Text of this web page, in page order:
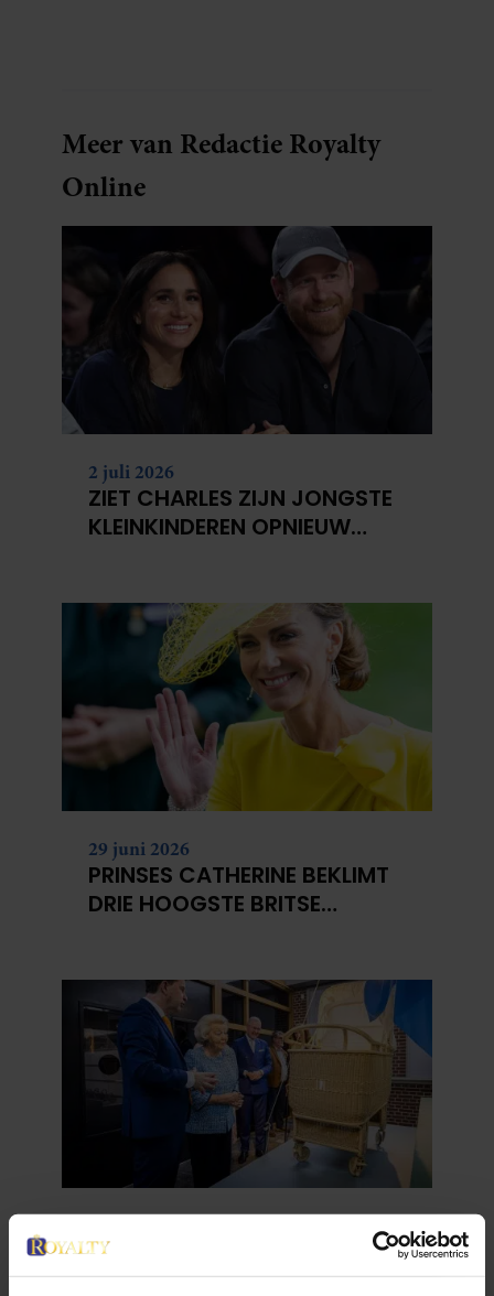
Meer van Redactie Royalty
Online
2 juli 2026
ZIET CHARLES ZIJN JONGSTE
KLEINKINDEREN OPNIEUW
29 juni 2026
PRINSES CATHERINE BEKLIMT
DRIE HOOGSTE BRITSE
BIJZONDER: PRINSES BEATRIX
ZIET NA 88 JAAR HAAR